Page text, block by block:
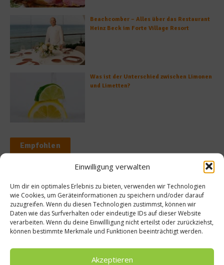
Einwilligung verwalten
Um dir ein optimales Erlebnis zu bieten, verwenden wir Technologien
wie Cookies, um Geräteinformationen zu speichern und/oder darauf
zuzugreifen. Wenn du diesen Technologien zustimmst, können wir
Daten wie das Surfverhalten oder eindeutige IDs auf dieser Website
verarbeiten. Wenn du deine Einwillligung nicht erteilst oder zurückziehst,
können bestimmte Merkmale und Funktionen beeinträchtigt werden.
Akzeptieren
Beachcomber – Alles über das Restaurant
Heinz Beck im Forte Village Resort
Was ist der Unterschied zwischen Limonen
und Limetten?
Empfohlen
vom
2013
News
Von der
zur Sterne-
4. August 2017